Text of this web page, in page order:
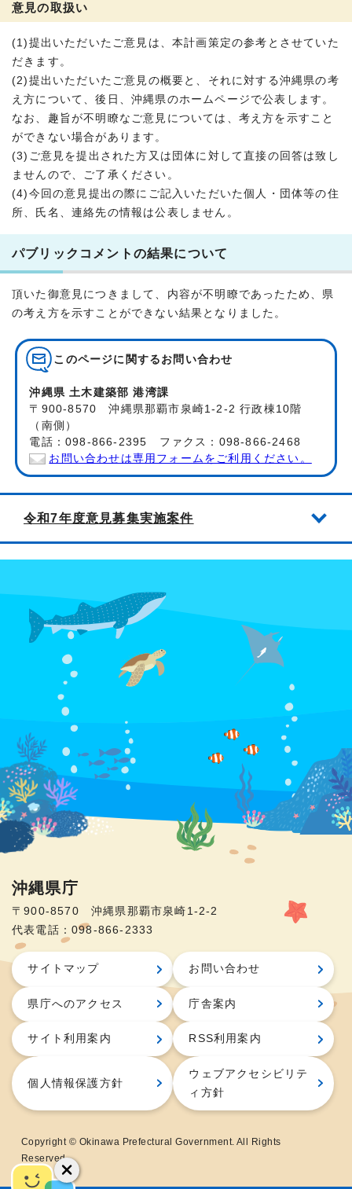
意見の取扱い
(1)提出いただいたご意見は、本計画策定の参考とさせていた
だきます。
(2)提出いただいたご意見の概要と、それに対する沖縄県の考
え方について、後日、沖縄県のホームページで公表します。
なお、趣旨が不明瞭なご意見については、考え方を示すこと
ができない場合があります。
(3)ご意見を提出された方又は団体に対して直接の回答は致し
ませんので、ご了承ください。
(4)今回の意見提出の際にご記入いただいた個人・団体等の住
所、氏名、連絡先の情報は公表しません。
パブリックコメントの結果について
頂いた御意見につきまして、内容が不明瞭であったため、県
の考え方を示すことができない結果となりました。
このページに関する お問い合わせ
沖縄県 土木建築部 港湾課
〒900-8570 沖縄県那覇市泉崎1-2-2 行政棟10階
（南側）
電話：098-866-2395 ファクス：098-866-2468
お問い合わせは専用フォームをご利用ください。
令和7年度意見募集実施案件
沖縄県庁
〒900-8570 沖縄県那覇市泉崎1-2-2
代表電話：098-866-2333
サイトマップ お問い合わせ
県庁へのアクセス 庁舎案内
サイト利用案内 RSS利用案内
個人情報保護方針
ウェブアクセシビリテ
ィ方針
Copyright © Okinawa Prefectural Government. All Rights
Reserved.